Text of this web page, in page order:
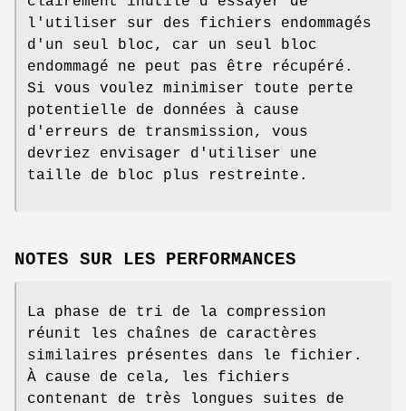
l'utiliser sur des fichiers endommagés
d'un seul bloc, car un seul bloc
endommagé ne peut pas être récupéré.
Si vous voulez minimiser toute perte
potentielle de données à cause
d'erreurs de transmission, vous
devriez envisager d'utiliser une
taille de bloc plus restreinte.
NOTES SUR LES PERFORMANCES
La phase de tri de la compression
réunit les chaînes de caractères
similaires présentes dans le fichier.
À cause de cela, les fichiers
contenant de très longues suites de